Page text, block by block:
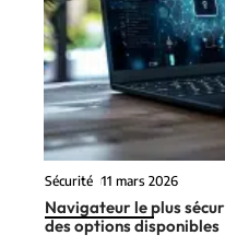
Sécurité 11 mars 2026
Navigateur le plus
des options disponibles